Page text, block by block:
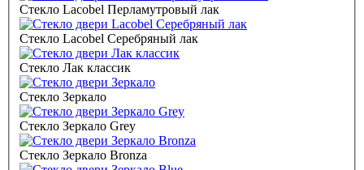
Стекло Lacobel Перламутровый лак
Стекло Lacobel Серебряный лак
Стекло Лак классик
Стекло Зеркало
Стекло Зеркало Grey
Стекло Зеркало Bronza